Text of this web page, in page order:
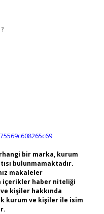
bir marka, kurum
bulunmamaktadır.
makaleler
içerikler haber niteliği
kişiler hakkında
kurum ve kişiler ile isim